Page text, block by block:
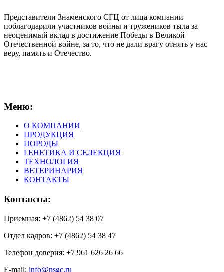
Представители Знаменского СГЦ от лица компании
поблагодарили участников войны и тружеников тыла за
неоценимый вклад в достижение Победы в Великой
Отечественной войне, за то, что не дали врагу отнять у нас
веру, память и Отечество.
Меню:
О КОМПАНИИ
ПРОДУКЦИЯ
ПОРОДЫ
ГЕНЕТИКА И СЕЛЕКЦИЯ
ТЕХНОЛОГИЯ
ВЕТЕРИНАРИЯ
КОНТАКТЫ
Контакты:
Приемная: +7 (4862) 54 38 07
Отдел кадров: +7 (4862) 54 38 47
Телефон доверия: +7 961 626 26 66
E-mail: info@nsgc.ru